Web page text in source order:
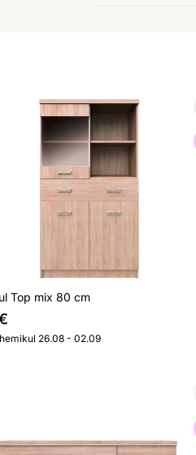
Top mix 80 cm
Otsi sarnaseid
Top mix 80 cm
26.08 - 02.09